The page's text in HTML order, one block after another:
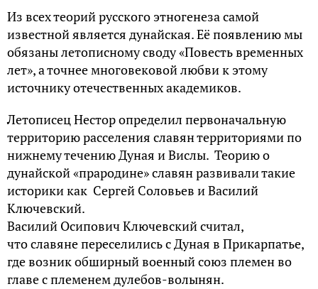
Из всех теорий русского этногенеза самой
известной является дунайская. Её появлению мы
обязаны летописному своду «Повесть временных
лет», а точнее многовековой любви к этому
источнику отечественных академиков.
Летописец Нестор определил первоначальную
территорию расселения славян территориями по
нижнему течению Дуная и Вислы. Теорию о
дунайской «прародине» славян развивали такие
историки как Сергей Соловьев и Василий
Ключевский.
Василий Осипович Ключевский считал,
что славяне переселились с Дуная в Прикарпатье,
где возник обширный военный союз племен во
главе с племенем дулебов-волынян.